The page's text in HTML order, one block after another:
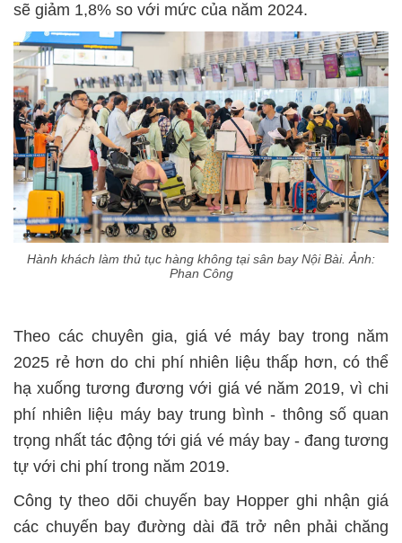
sẽ giảm 1,8% so với mức của năm 2024.
Hành khách làm thủ tục hàng không tại sân bay Nội Bài. Ảnh:
Phan Công
Theo các chuyên gia, giá vé máy bay trong năm
2025 rẻ hơn do chi phí nhiên liệu thấp hơn, có thể
hạ xuống tương đương với giá vé năm 2019, vì chi
phí nhiên liệu máy bay trung bình - thông số quan
trọng nhất tác động tới giá vé máy bay - đang tương
tự với chi phí trong năm 2019.
Công ty theo dõi chuyến bay Hopper ghi nhận giá
các chuyến bay đường dài đã trở nên phải chăng